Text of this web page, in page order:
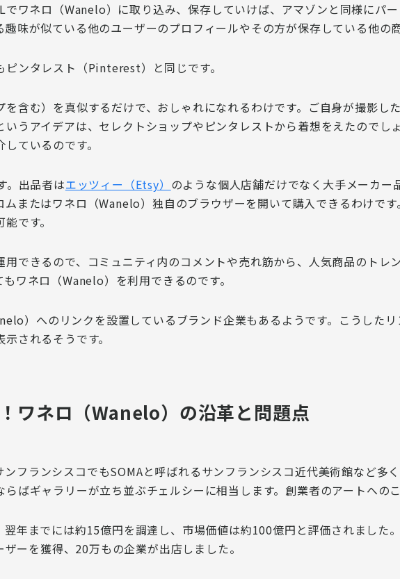
ワネロ（Wanelo）に取り込み、保存していけば、アマゾンと同様にパ
趣味が似ている他のユーザーのプロフィールやその方が保存している他の
ンタレスト（Pinterest）と同じです。
含む）を真似するだけで、おしゃれになれるわけです。ご自身が撮影し
うアイデアは、セレクトショップやピンタレストから着想をえたのでし
ているのです。
。出品者はエッツィー（Etsy） のような個人店舗だけでなく大手メーカー
ムまたはワネロ（Wanelo）独自のブラウザーを開いて購入できるわけで
です。
できるので、コミュニティ内のコメントや売れ筋から、人気商品のトレ
ワネロ（Wanelo）を利用できるのです。
）へのリンクを設置しているブランド企業もあるようです。こうした
示されるそうです。
ワネロ（Wanelo）の沿革と問題点
フランシスコでもSOMAと呼ばれるサンフランシスコ近代美術館など多
ばギャラリーが立ち並ぶチェルシーに相当します。創業者のアートへの
年までには約15億円を調達し、市場価値は約100億円と評価されました
ーを獲得、20万もの企業が出店しました。